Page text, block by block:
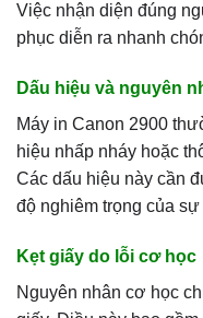
Việc nhận diện đúng
phục diễn ra nhanh
Dấu hiệu và nguyên
Máy in Canon 2900
hiệu nhấp nháy hoặc
Các dấu hiệu này cần
độ nghiêm trọng của sự
Kẹt giấy do lỗi cơ học
Nguyên nhân cơ học